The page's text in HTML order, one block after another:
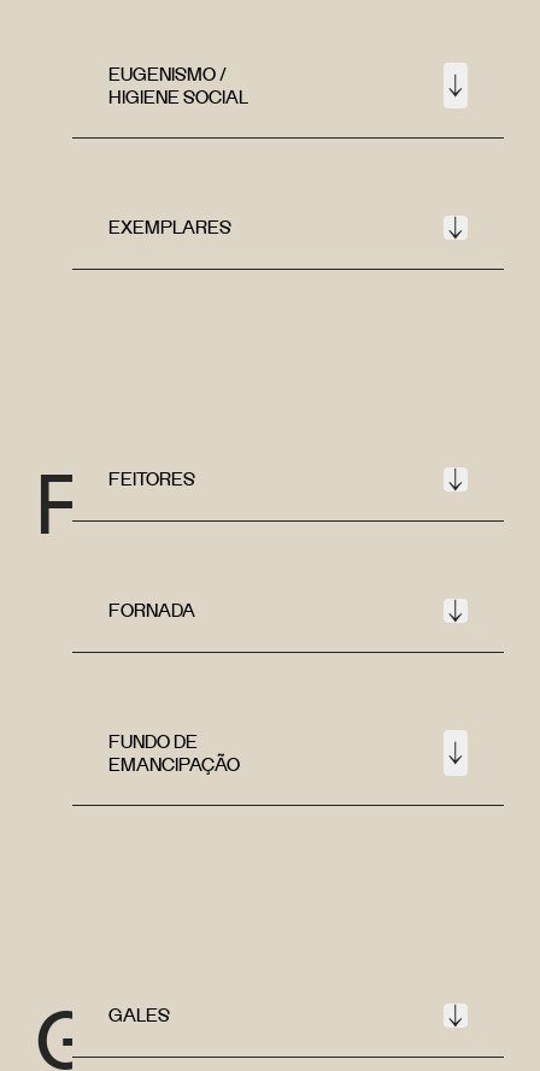
EUGENISMO /
HIGIENE SOCIAL
EXEMPLARES
F FEITORES
FORNADA
FUNDO DE
EMANCIPAÇÃO
G GALES